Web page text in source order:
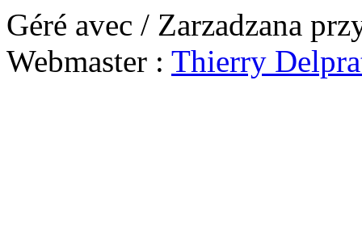
Géré avec / Zarzadzana
Webmaster : Thierry